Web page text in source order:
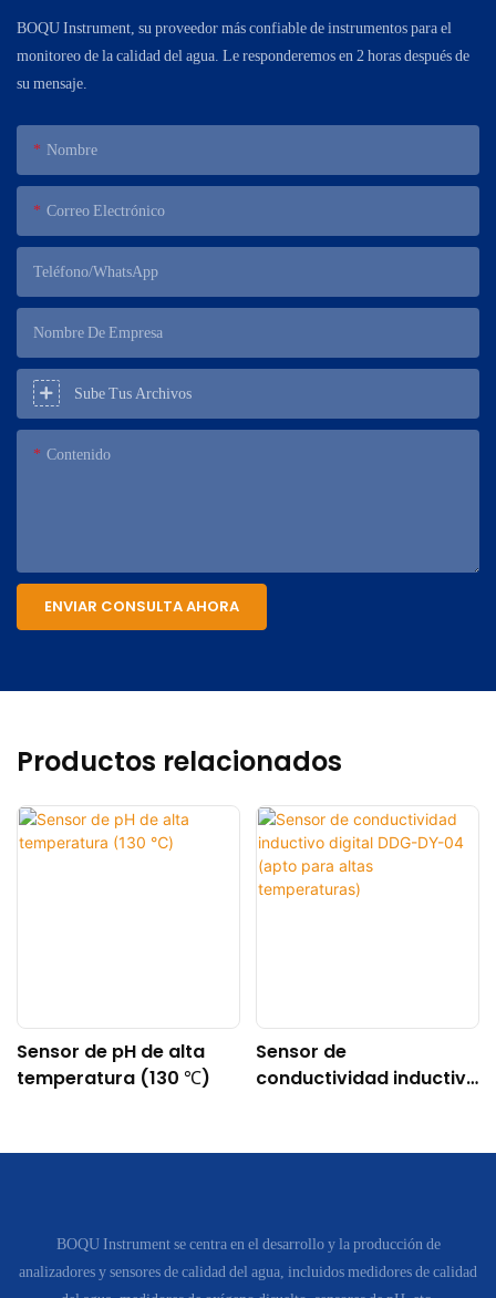
BOQU Instrument, su proveedor más confiable de instrumentos para el
monitoreo de la calidad del agua. Le responderemos en 2 horas después de
su mensaje.
Nombre
Correo Electrónico
Teléfono/WhatsApp
Nombre De Empresa
Sube Tus Archivos
Contenido
ENVIAR CONSULTA AHORA
Productos relacionados
Sensor de pH de alta
temperatura (130 ℃)
Sensor de
conductividad inductivo
temperaturas)
BOQU Instrument se centra en el desarrollo y la producción de
analizadores y sensores de calidad del agua, incluidos medidores de calidad